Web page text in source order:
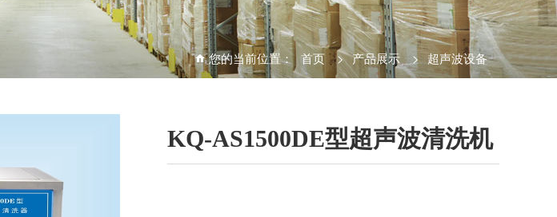
您的当前位置： 首页 > 产品展示 > 超声波设备
KQ-AS1500DE型超声波清洗机